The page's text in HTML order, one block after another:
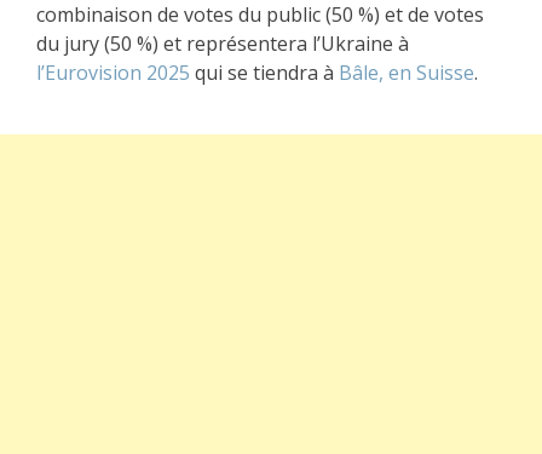
combinaison de votes du public (50 %) et de votes
du jury (50 %) et représentera l’Ukraine à
l’Eurovision 2025 qui se tiendra à Bâle, en Suisse.